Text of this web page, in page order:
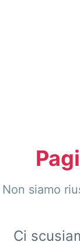
Non siamo
Ci